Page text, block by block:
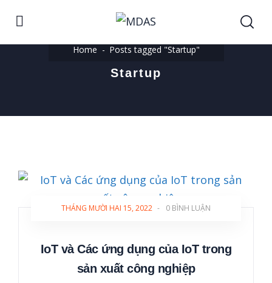
Home Posts tagged "Startup"
Startup
THÁNG MƯỜI HAI 15, 2022 - 0 BÌNH LUẬN
IoT và Các ứng dụng của IoT trong
sản xuất công nghiệp